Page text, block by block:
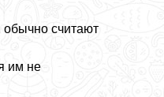
обычно считают
им не